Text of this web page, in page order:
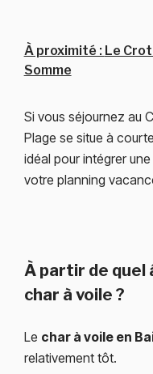
À proximité : Le
Somme
Si vous séjournez au
Plage se situe à
idéal pour intégrer
votre planning
À partir de quel
char à voile ?
Le char à voile en
relativement tôt.